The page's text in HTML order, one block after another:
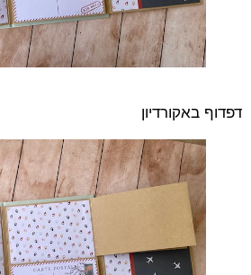
דפדוף באקורדיון